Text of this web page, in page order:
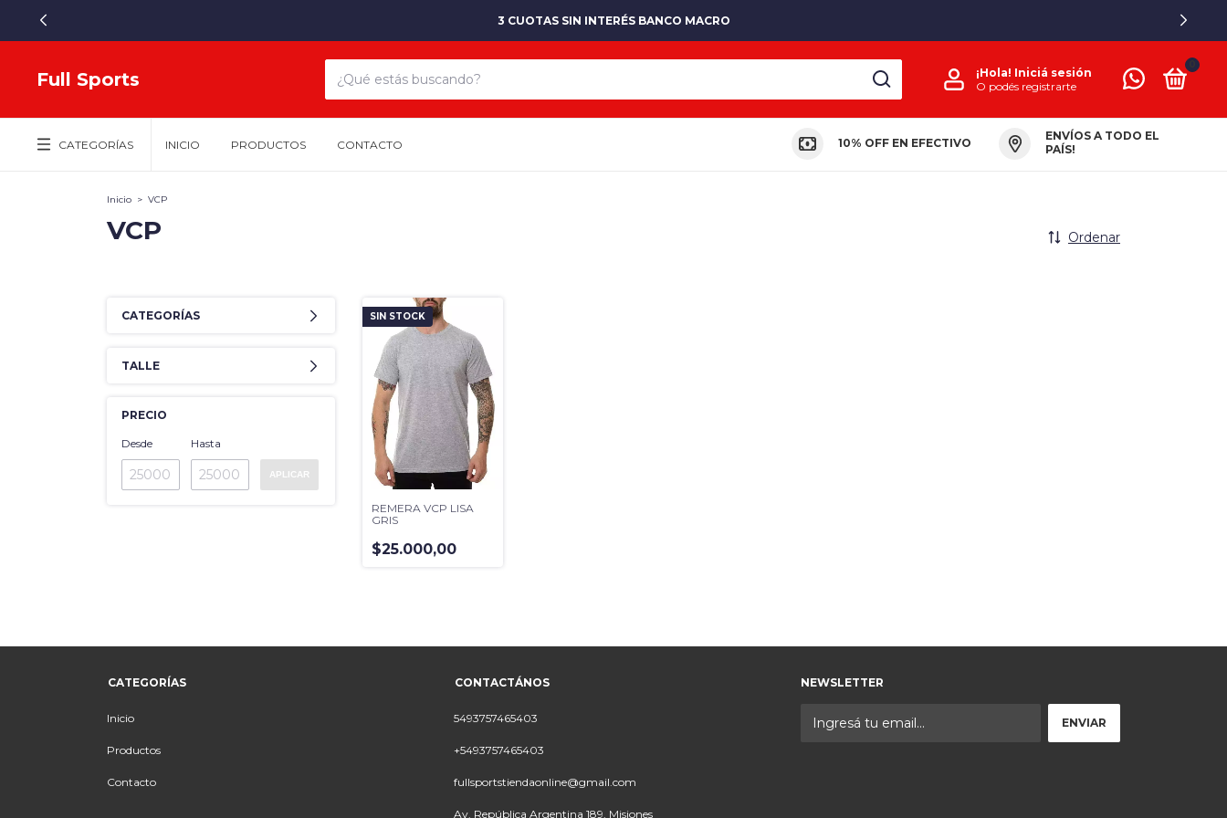
3 CUOTAS SIN INTERÉS BANCO MACRO
Full Sports ¡Hola! Iniciá sesión
O podés registrarte
CATEGORÍAS INICIO PRODUCTOS CONTACTO 10% OFF EN EFECTIVO
ENVÍOS A TODO EL
PAÍS!
Inicio > VCP
VCP Ordenar
CATEGORÍAS
TALLE
PRECIO
Desde Hasta
APLICAR
SIN STOCK
REMERA VCP LISA
GRIS
$25.000,00
CATEGORÍAS
Inicio
Productos
Contacto
CONTACTÁNOS
5493757465403
+5493757465403
fullsportstiendaonline@gmail.com
Av. República Argentina 189, Misiones
NEWSLETTER